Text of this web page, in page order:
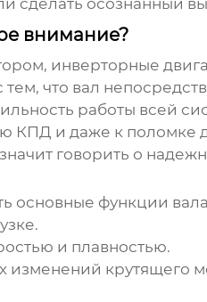
сделать осознанный
внимание?
инверторные
что вал
работы всей
и даже к поломке
говорить о
основные функции
и плавностью.
изменений крутящего